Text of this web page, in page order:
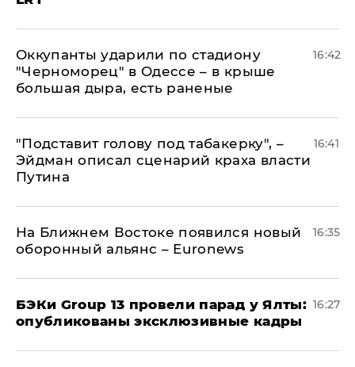
Оккупанты ударили по стадиону
"Черноморец" в Одессе – в крыше
большая дыра, есть раненые
16:42
​"Подставит голову под табакерку", –
Эйдман описал сценарий краха власти
Путина
16:41
На Ближнем Востоке появился новый
оборонный альянс – Euronews
16:35
​БЭКи Group 13 провели парад у Ялты:
опубликованы эксклюзивные кадры
16:27